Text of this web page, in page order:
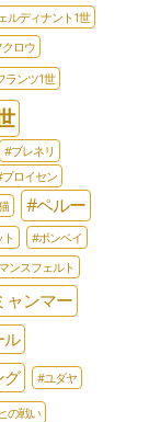
ルディナント1世
ロウ
ランツ1世
#ブレネリ
ロイセン
#ペルー
#ボンベイ
ンスフェルト
ャンマー
グ #ユダヤ
の戦い